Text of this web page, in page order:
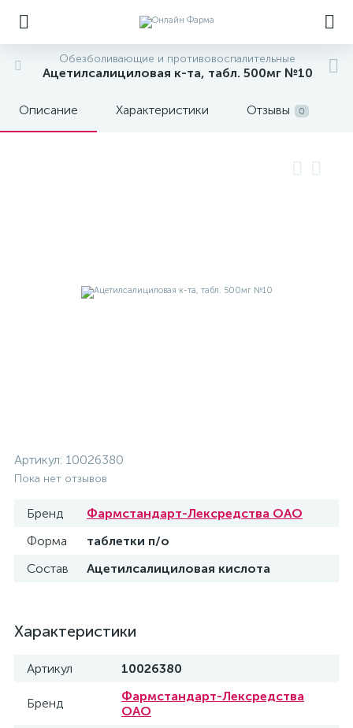
Обезболивающие и противовоспалительные
Ацетилсалициловая к-та, табл. 500мг №10
Описание Характеристики Отзывы 0
Артикул: 10026380
Пока нет отзывов
Бренд
Фармстандарт-Лексредства ОАО
Форма
таблетки п/о
Состав
Ацетилсалициловая кислота
Характеристики
Артикул 10026380
Бренд
Фармстандарт-Лексредства
ОАО